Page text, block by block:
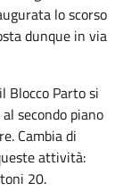
lo scorso
dunque in via
Blocco Parto si
secondo piano
Cambia di
attività:
20.